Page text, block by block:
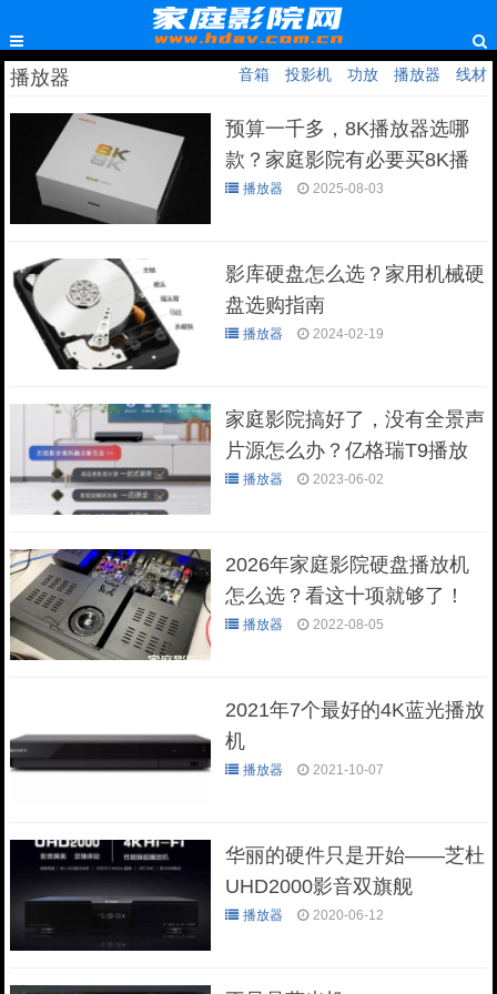
播放器 音箱 投影机 功放 播放器 线材
预算一千多，8K播放器选哪
款？家庭影院有必要买8K播
放器吗？
播放器 2025-08-03
影库硬盘怎么选？家用机械硬
盘选购指南
播放器 2024-02-19
家庭影院搞好了，没有全景声
片源怎么办？亿格瑞T9播放
机解君忧
播放器 2023-06-02
2026年家庭影院硬盘播放机
怎么选？看这十项就够了！
播放器 2022-08-05
2021年7个最好的4K蓝光播放
机
播放器 2021-10-07
华丽的硬件只是开始——芝杜
UHD2000影音双旗舰
播放器 2020-06-12